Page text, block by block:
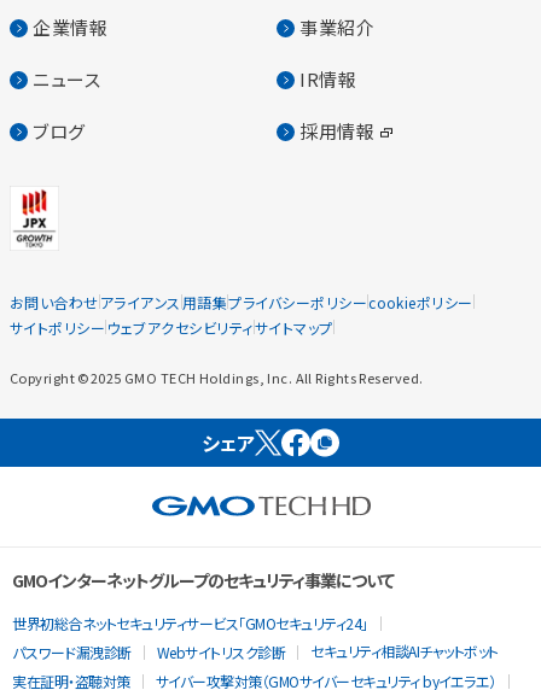
企業情報 事業紹介
ニュース IR情報
ブログ 採用情報
お問い合わせアライアンス 用語集プライバシーポリシーcookieポリシー
サイトポリシー ウェブアクセシビリティサイトマップ
Copyright ©2025 GMO TECH Holdings, Inc. All Rights Reserved.
シェア
GMOインターネットグループのセキュリティ事業について
世界初総合ネットセキュリティサービス「GMOセキュリティ24」
パスワード漏洩診断
Webサイトリスク診断
セキュリティ相談AIチャットボット
実在証明・盗聴対策
サイバー攻撃対策（GMOサイバーセキュリティ byイエラエ）